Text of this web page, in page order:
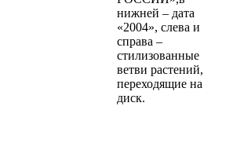
нижней – дата
«2004», слева и
справа –
стилизованные
ветви растений,
переходящие на
диск.